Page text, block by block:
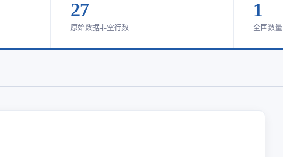
27
原始数据非空行数
1
全国数量